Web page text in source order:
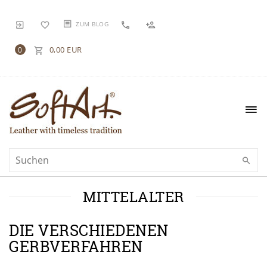
ZUM BLOG
0 0,00 EUR
MITTELALTER
DIE VERSCHIEDENEN
GERBVERFAHREN